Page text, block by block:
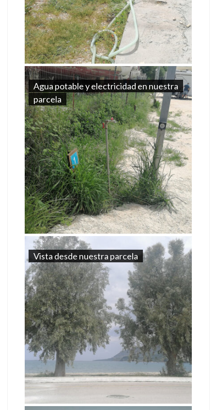
Agua potable y electricidad en nuestra
parcela
Vista desde nuestra parcela